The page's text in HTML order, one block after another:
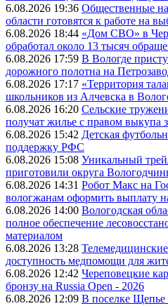
6.08.2026 19:36 Общественные
области готовятся к работе на
6.08.2026 18:44 «Дом СВО» в
обработал около 13 тысяч
6.08.2026 17:59 В Вологде
дорожного полотна на
6.08.2026 17:17 «Территория
школьников из Алчевска в
6.08.2026 16:20 Сельские
получат жилье с правом выкупа
6.08.2026 15:42 Детская
поддержку РФС
6.08.2026 15:08 Уникальный
приготовили округа
6.08.2026 14:31 Робот Макс на
вологжанам оформить выплату
6.08.2026 14:00 Вологодская
полное обеспечение
материалом
6.08.2026 13:28
доступность медпомощи для
6.08.2026 12:42 Череповецкие
бронзу на Russia Open - 2026
6.08.2026 12:09 В поселке Щепье